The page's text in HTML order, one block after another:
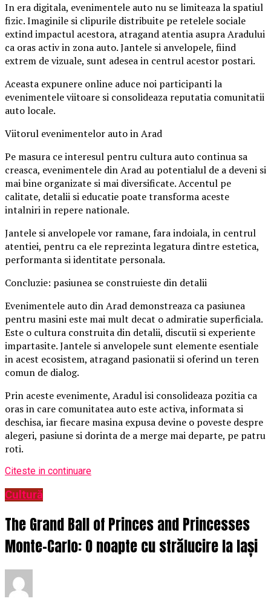
In era digitala, evenimentele auto nu se limiteaza la spatiul
fizic. Imaginile si clipurile distribuite pe retelele sociale
extind impactul acestora, atragand atentia asupra Aradului
ca oras activ in zona auto. Jantele si anvelopele, fiind
extrem de vizuale, sunt adesea in centrul acestor postari.
Aceasta expunere online aduce noi participanti la
evenimentele viitoare si consolideaza reputatia comunitatii
auto locale.
Viitorul evenimentelor auto in Arad
Pe masura ce interesul pentru cultura auto continua sa
creasca, evenimentele din Arad au potentialul de a deveni si
mai bine organizate si mai diversificate. Accentul pe
calitate, detalii si educatie poate transforma aceste
intalniri in repere nationale.
Jantele si anvelopele vor ramane, fara indoiala, in centrul
atentiei, pentru ca ele reprezinta legatura dintre estetica,
performanta si identitate personala.
Concluzie: pasiunea se construieste din detalii
Evenimentele auto din Arad demonstreaza ca pasiunea
pentru masini este mai mult decat o admiratie superficiala.
Este o cultura construita din detalii, discutii si experiente
impartasite. Jantele si anvelopele sunt elemente esentiale
in acest ecosistem, atragand pasionatii si oferind un teren
comun de dialog.
Prin aceste evenimente, Aradul isi consolideaza pozitia ca
oras in care comunitatea auto este activa, informata si
deschisa, iar fiecare masina expusa devine o poveste despre
alegeri, pasiune si dorinta de a merge mai departe, pe patru
roti.
Citeste in continuare
Cultură
The Grand Ball of Princes and Princesses
Monte-Carlo: O noapte cu strălucire la Iași